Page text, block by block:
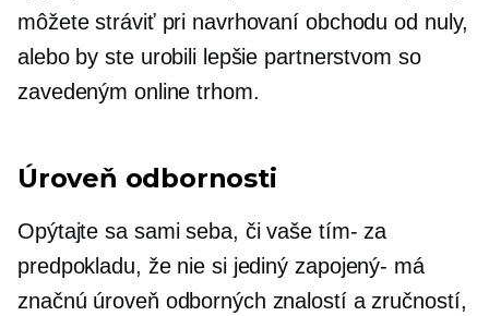
môžete stráviť pri navrhovaní obchodu od nuly,
alebo by ste urobili lepšie partnerstvom so
zavedeným online trhom.
Úroveň odbornosti
Opýtajte sa sami seba, či vaše tím- za
predpokladu, že nie si jediný zapojený- má
značnú úroveň odborných znalostí a zručností,